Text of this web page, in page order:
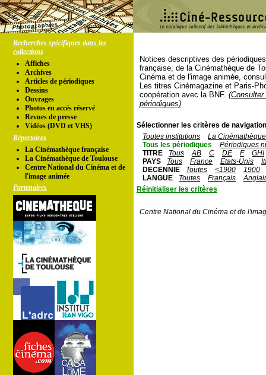
Recherches spécifiques dans les
collections
Affiches
Archives
Articles de périodiques
Dessins
Ouvrages
Photos en accés réservé
Revues de presse
Vidéos (DVD et VHS)
Répertoires
La Cinémathèque française
La Cinémathèque de Toulouse
Centre National du Cinéma et de
l'image animée
Partenaires
Notices descriptives des
française, de la Cinémathèque de
Cinéma et de l'image animée,
Les titres Cinémagazine et Paris-
coopération avec la BNF.
périodiques)
Sélectionner les critères de
Toutes institutions
La
Tous les périodiques
Périodiques
TITRE
Tous AB C DE F
GHI
PAYS
Tous France Etats-Unis
DECENNIE
Toutes <1900
1900
LANGUE
Toutes Français
Réinitialiser les critères
Centre National du Cinéma et de